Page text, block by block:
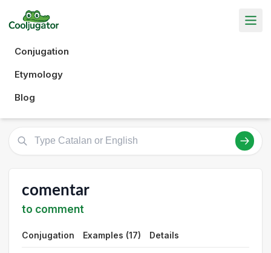
Conjugation
Etymology
Blog
comentar
to comment
Conjugation Examples (17) Details